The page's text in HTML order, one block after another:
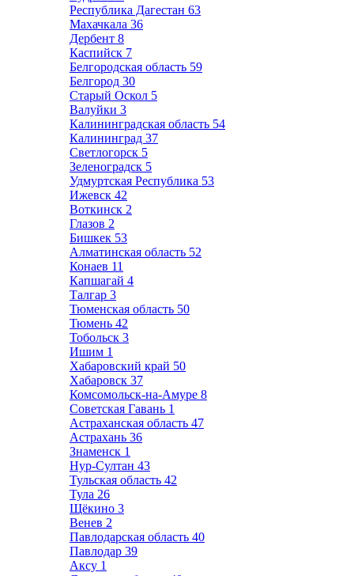
Республика Дагестан 63
Махачкала 36
Дербент 8
Каспийск 7
Белгородская область 59
Белгород 30
Старый Оскол 5
Валуйки 3
Калининградская область 54
Калининград 37
Светлогорск 5
Зеленоградск 5
Удмуртская Республика 53
Ижевск 42
Воткинск 2
Глазов 2
Бишкек 53
Алматинская область 52
Конаев 11
Капшагай 4
Талгар 3
Тюменская область 50
Тюмень 42
Тобольск 3
Ишим 1
Хабаровский край 50
Хабаровск 37
Комсомольск-на-Амуре 8
Советская Гавань 1
Астраханская область 47
Астрахань 36
Знаменск 1
Нур-Султан 43
Тульская область 42
Тула 26
Щёкино 3
Венев 2
Павлодарская область 40
Павлодар 39
Аксу 1